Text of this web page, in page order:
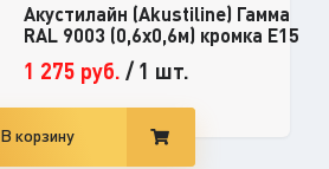
Акустилайн (Akustiline) Гамма
RAL 9003 (0,6x0,6м) кромка E15
1 275 руб. /1 шт.
В корзину